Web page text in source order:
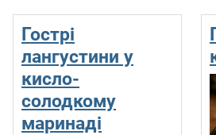
Гострі
лангустини у
кисло-
солодкому
маринаді